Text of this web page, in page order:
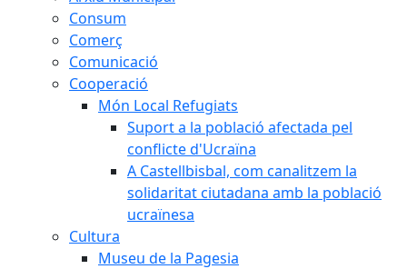
Consum
Comerç
Comunicació
Cooperació
Món Local Refugiats
Suport a la població afectada pel
conflicte d'Ucraïna
A Castellbisbal, com canalitzem la
solidaritat ciutadana amb la població
ucraïnesa
Cultura
Museu de la Pagesia